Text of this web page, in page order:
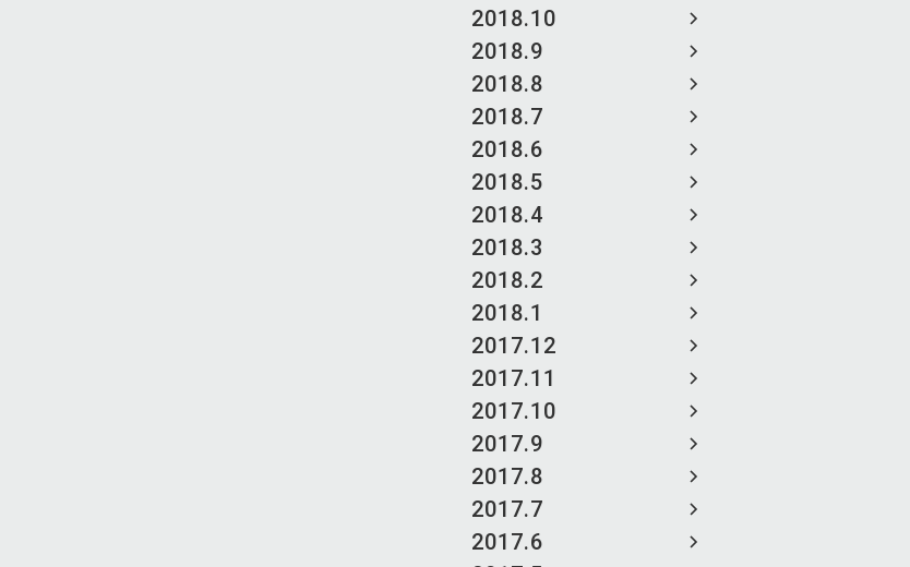
2018.10
2018.9
2018.8
2018.7
2018.6
2018.5
2018.4
2018.3
2018.2
2018.1
2017.12
2017.11
2017.10
2017.9
2017.8
2017.7
2017.6